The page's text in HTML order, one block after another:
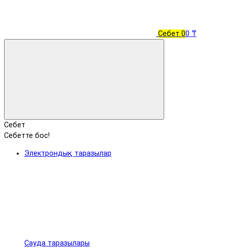
Себет 00 ₸
Себет
Себетте бос!
Электрондық таразылар
Сауда таразылары